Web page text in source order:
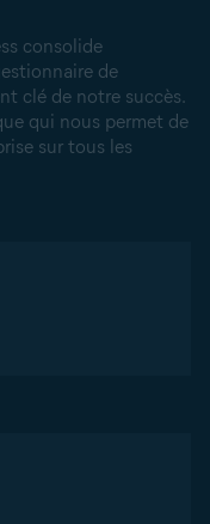
consolide
de
clé de notre succès.
qui nous permet de
sur tous les